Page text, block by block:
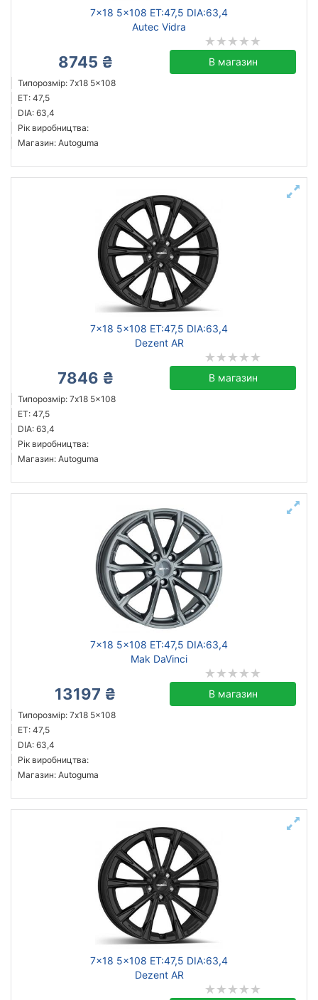
7x18 5x108 ET:47,5 DIA:63,4
Autec Vidra
8745 ₴ В магазин
Типорозмір: 7x18 5x108
ET: 47,5
DIA: 63,4
Рік виробництва:
Магазин: Autoguma
7x18 5x108 ET:47,5 DIA:63,4
Dezent AR
7846 ₴ В магазин
Типорозмір: 7x18 5x108
ET: 47,5
DIA: 63,4
Рік виробництва:
Магазин: Autoguma
7x18 5x108 ET:47,5 DIA:63,4
Mak DaVinci
13197 ₴ В магазин
Типорозмір: 7x18 5x108
ET: 47,5
DIA: 63,4
Рік виробництва:
Магазин: Autoguma
7x18 5x108 ET:47,5 DIA:63,4
Dezent AR